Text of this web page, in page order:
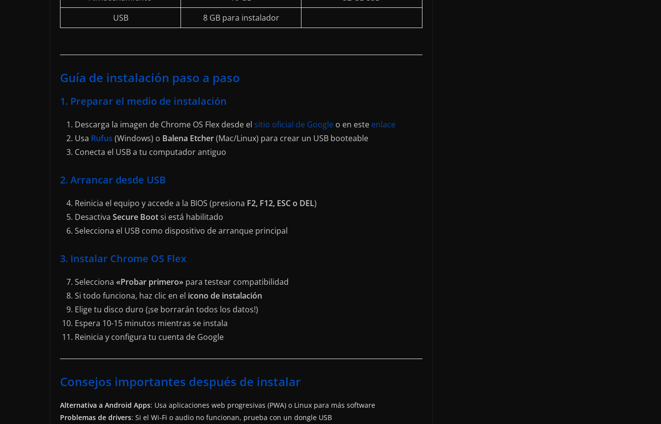
USB
8 GB para instalador
Guía de instalación paso a paso
1. Preparar el medio de instalación
Descarga la imagen de Chrome OS Flex desde el sitio oficial de Google o en este enlace
Usa Rufus (Windows) o Balena Etcher(Mac/Linux) para crear un USB booteable
Conecta el USB a tu computador antiguo
2. Arrancar desde USB
Reinicia el equipo y accede a la BIOS (presiona F2, F12, ESC o DEL)
Desactiva Secure Bootsi está habilitado
Selecciona el USB como dispositivo de arranque principal
3. Instalar Chrome OS Flex
Selecciona «Probar primero» para testear compatibilidad
Si todo funciona, haz clic en el icono de instalación
Elige tu disco duro (¡se borrarán todos los datos!)
Espera 10-15 minutos mientras se instala
Reinicia y configura tu cuenta de Google
Consejos importantes después de instalar
Alternativa a Android Apps: Usa aplicaciones web progresivas (PWA) o Linux para más software
Problemas de drivers: Si el Wi-Fi o audio no funcionan, prueba con un dongle USB